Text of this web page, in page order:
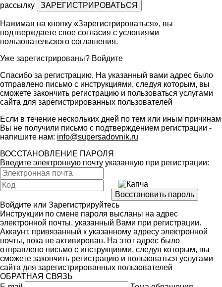
рассылку
Нажимая на кнопку «Зарегистрироваться», вы
подтверждаете свое согласия с условиями
пользовательского соглашения.
Уже зарегистрированы? Войдите
Спасибо за регистрацию. На указанный вами адрес было
отправлено письмо с инструкциями, следуя которым, вы
сможете закончить регистрацию и пользоваться услугами
сайта для зарегистрированных пользователей
Если в течение нескольких дней по тем или иным причинам
Вы не получили письмо с подтверждением регистрации -
напишите нам: info@supersadovnik.ru
ВОССТАНОВЛЕНИЕ ПАРОЛЯ
Введите электронную почту указанную при регистрации:
Войдите или Зарегистрируйтесь
Инструкции по смене пароля высланы на адрес
электронной почты, указанный Вами при регистрации.
Аккаунт, привязанный к указанному адресу электронной
почты, пока не активирован. На этот адрес было
отправлено письмо с инструкциями, следуя которым, вы
сможете закончить регистрацию и пользоваться услугами
сайта для зарегистрированных пользователей
ОБРАТНАЯ СВЯЗЬ